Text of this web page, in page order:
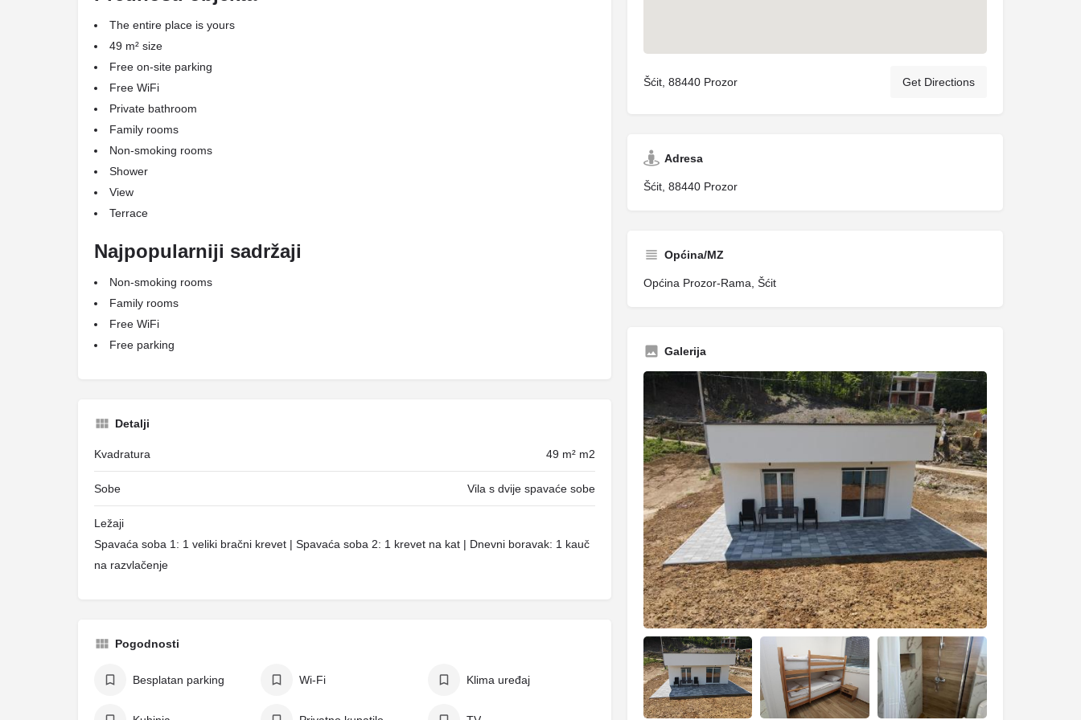
The entire place is yours
49 m² size
Free on-site parking
Free WiFi
Private bathroom
Family rooms
Non-smoking rooms
Shower
View
Terrace
Najpopularniji sadržaji
Non-smoking rooms
Family rooms
Free WiFi
Free parking
Detalji
Kvadratura 49 m² m2
Sobe Vila s dvije spavaće sobe
Ležaji
Spavaća soba 1: 1 veliki bračni krevet | Spavaća soba 2: 1 krevet na kat | Dnevni boravak: 1 kauč
na razvlačenje
Pogodnosti
Besplatan parking Wi-Fi Klima uređaj
Šćit, 88440 Prozor Get Directions
Adresa
Šćit, 88440 Prozor
Općina/MZ
Općina Prozor-Rama, Šćit
Galerija